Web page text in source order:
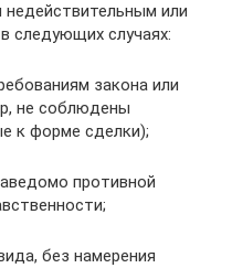
или
следующих случаях:
закона или
не соблюдены
к форме сделки);
противной
без намерения